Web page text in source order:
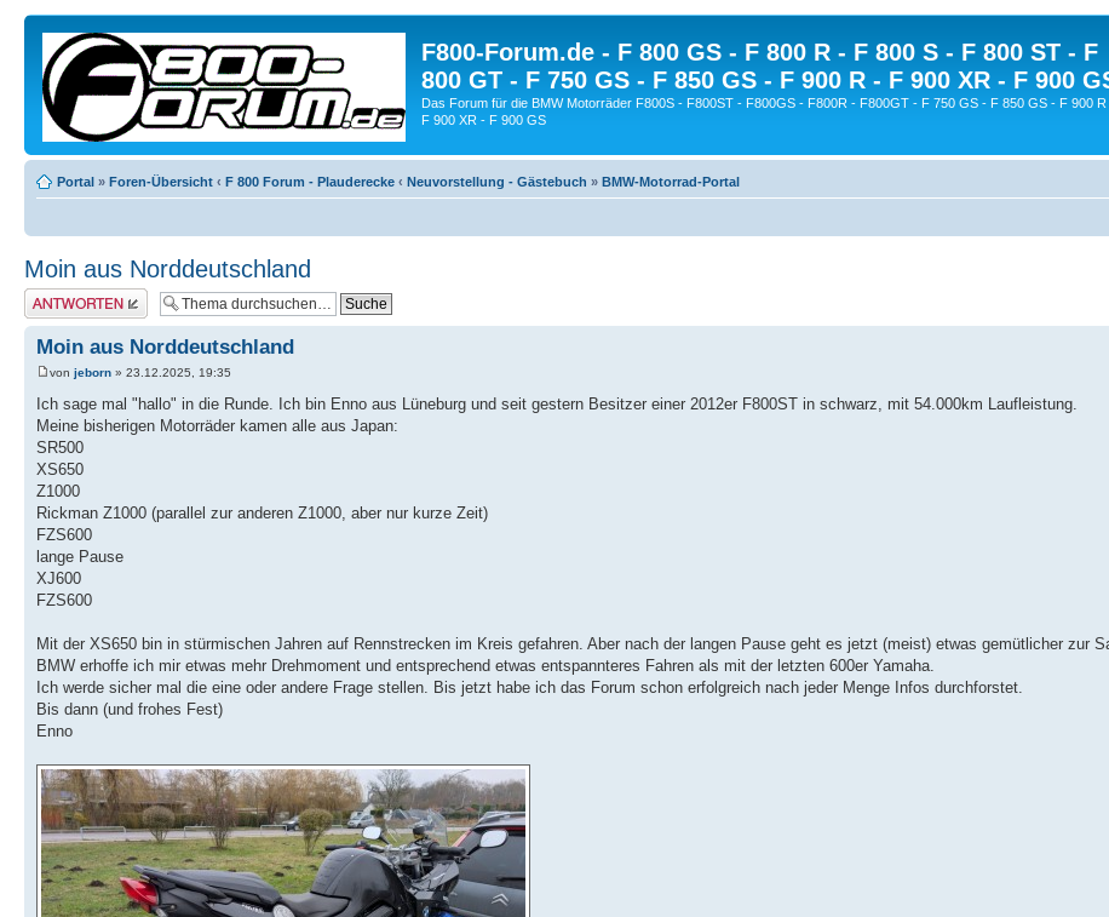
F800-Forum.de - F 800 GS - F 800 R - F 800 S - F 800 ST - F
800 GT - F 750 GS - F 850 GS - F 900 R - F 900 XR - F 900
Das Forum für die BMW Motorräder F800S - F800ST - F800GS - F800R - F800GT - F 750 GS - F 850 GS - F 900 R
F 900 XR - F 900 GS
Portal » Foren-Übersicht ‹ F 800 Forum - Plauderecke ‹ Neuvorstellung - Gästebuch » BMW-Motorrad-Portal
Moin aus Norddeutschland
Antwort schreiben
Moin aus Norddeutschland
von jeborn » 23.12.2025, 19:35
Ich sage mal "hallo" in die Runde. Ich bin Enno aus Lüneburg und seit gestern Besitzer einer 2012er F800ST in schwarz, mit 54.000km Laufleistung.
Meine bisherigen Motorräder kamen alle aus Japan:
SR500
XS650
Z1000
Rickman Z1000 (parallel zur anderen Z1000, aber nur kurze Zeit)
FZS600
lange Pause
XJ600
FZS600
Mit der XS650 bin in stürmischen Jahren auf Rennstrecken im Kreis gefahren. Aber nach der langen Pause geht es jetzt (meist) etwas gemütlicher zur
BMW erhoffe ich mir etwas mehr Drehmoment und entsprechend etwas entspannteres Fahren als mit der letzten 600er Yamaha.
Ich werde sicher mal die eine oder andere Frage stellen. Bis jetzt habe ich das Forum schon erfolgreich nach jeder Menge Infos durchforstet.
Bis dann (und frohes Fest)
Enno